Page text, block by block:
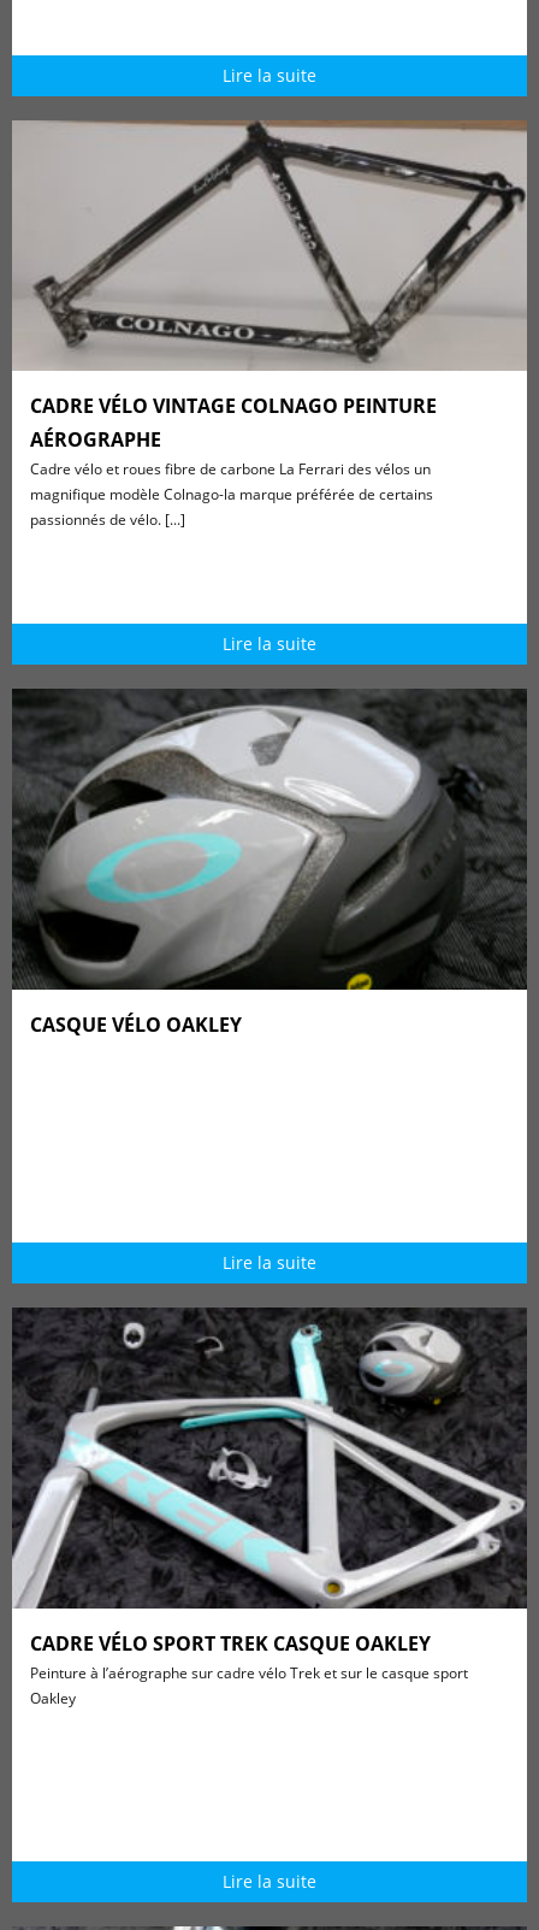
Lire la suite
CADRE VÉLO VINTAGE COLNAGO PEINTURE
AÉROGRAPHE
Cadre vélo et roues fibre de carbone La Ferrari des vélos un
magnifique modèle Colnago-la marque préférée de certains
passionnés de vélo. [...]
Lire la suite
CASQUE VÉLO OAKLEY
Lire la suite
CADRE VÉLO SPORT TREK CASQUE OAKLEY
Peinture à l’aérographe sur cadre vélo Trek et sur le casque sport
Oakley
Lire la suite